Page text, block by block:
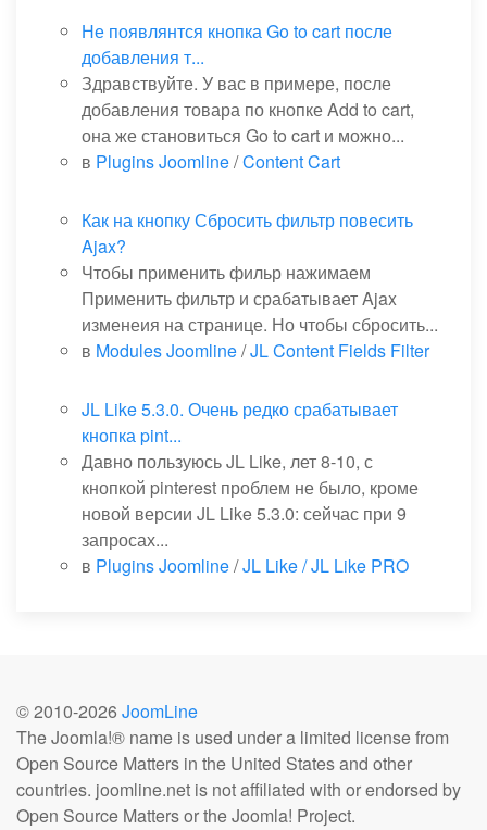
Не появлянтся кнопка Go to cart после
добавления т...
Здравствуйте. У вас в примере, после
добавления товара по кнопке Add to cart,
она же становиться Go to cart и можно...
в Plugins Joomline/Content Cart
Как на кнопку Сбросить фильтр повесить
Ajax?
Чтобы применить фильр нажимаем
Применить фильтр и срабатывает Ajax
изменеия на странице. Но чтобы сбросить...
в Modules Joomline/JL Content Fields Filter
JL Like 5.3.0. Очень редко срабатывает
кнопка pint...
Давно пользуюсь JL Like, лет 8-10, с
кнопкой pinterest проблем не было, кроме
новой версии JL Like 5.3.0: сейчас при 9
запросах...
в Plugins Joomline/JL Like / JL Like PRO
© 2010-2026 JoomLine
The Joomla!® name is used under a limited license from
Open Source Matters in the United States and other
countries. joomline.net is not affiliated with or endorsed by
Open Source Matters or the Joomla! Project.